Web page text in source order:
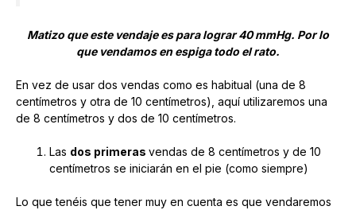
Matizo que este vendaje es para lograr 40 mmHg. Por lo
que vendamos en espiga todo el rato.
En vez de usar dos vendas como es habitual (una de 8
centímetros y otra de 10 centímetros), aquí utilizaremos una
de 8 centímetros y dos de 10 centímetros.
Las dos primeras vendas de 8 centímetros y de 10
centímetros se iniciarán en el pie (como siempre)
Lo que tenéis que tener muy en cuenta es que vendaremos